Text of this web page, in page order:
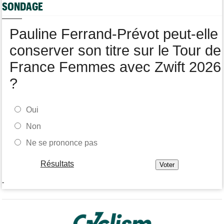
Joao Almeida a dû abandonner après une chute
SONDAGE
Pauline Ferrand-Prévot peut-elle
conserver son titre sur le Tour de
France Femmes avec Zwift 2026
?
Oui
Non
Ne se prononce pas
Résultats
-